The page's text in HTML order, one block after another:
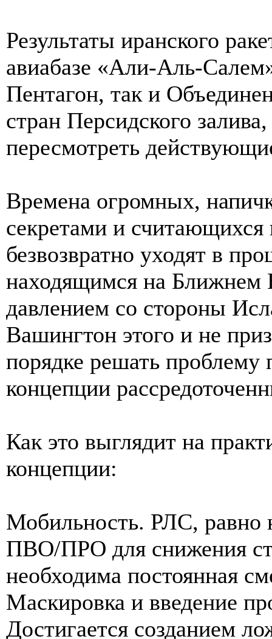
Результаты иранского
авиабазе «Али-Аль-
Пентагон, так и
стран Персидского
пересмотреть
Времена огромных,
секретами и
безвозвратно уходят в
находящимся на Ближнем
давлением со стороны
Вашингтон этого и не
порядке решать
концепции
Как это выглядит на
концепции:
Мобильность. РЛС, равно
ПВО/ПРО для снижения
необходима постоянная
Маскировка и введение
Достигается созданием